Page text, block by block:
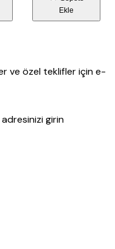
Ekle
ve özel teklifler için e-
girin